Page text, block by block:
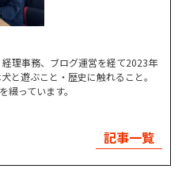
理事務、ブログ運営を経て2023年
と遊ぶこと・歴史に触れること。
っています。
記事一覧